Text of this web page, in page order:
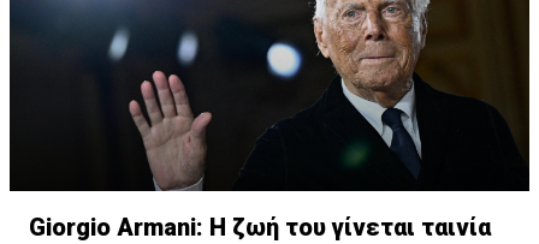
προσκύνημα που, όπως αποκάλυψε, είχε ξεχωριστή
σημασία για την ίδια.
Giorgio Armani: Η ζωή του γίνεται ταινία